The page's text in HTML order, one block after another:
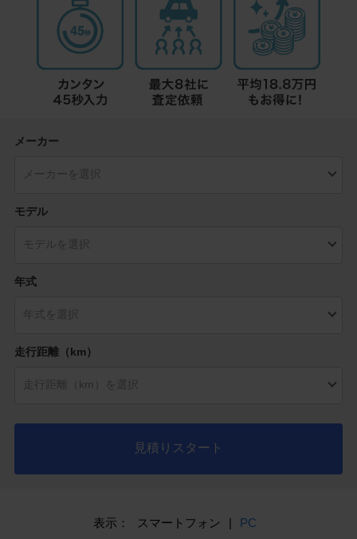
メーカー
モデル
年式
走行距離（km）
見積りスタート
表示： スマートフォン | PC